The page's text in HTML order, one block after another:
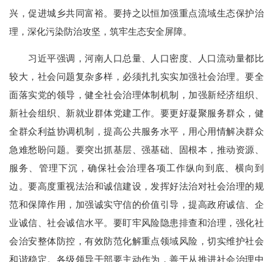
兴，促进城乡共同富裕。要持之以恒加强重点流域生态保护治
理，深化污染防治攻坚，筑牢生态安全屏障。
习近平强调，河南人口总量、人口密度、人口流动量都比
较大，社会问题复杂多样，必须扎扎实实加强社会治理。要全
面落实党的领导，健全社会治理体制机制，加强新经济组织、
新社会组织、新就业群体党建工作。要更好凝聚服务群众，健
全群众利益协调机制，提高公共服务水平，用心用情解决群众
急难愁盼问题。要突出抓基层、强基础、固根本，推动资源、
服务、管理下沉，确保社会治理各项工作纵向到底、横向到
边。要高度重视法治和诚信建设，发挥好法治对社会治理的规
范和保障作用，加强诚实守信的价值引导，提高政府诚信、企
业诚信、社会诚信水平。要盯牢风险隐患排查和治理，强化社
会治安整体防控，有效防范化解重点领域风险，切实维护社会
和谐稳定。各级领导干部要主动作为，善于从推进社会治理中